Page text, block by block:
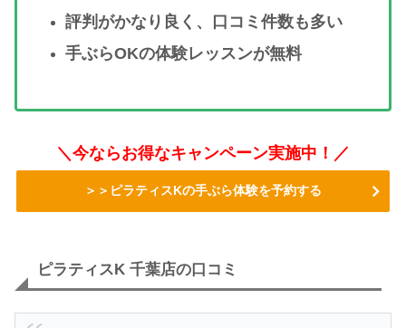
評判がかなり良く、口コミ件数も多い
手ぶらOKの体験レッスンが無料
＼今ならお得なキャンペーン実施中！／
＞＞ピラティスKの手ぶら体験を予約する
ピラティスK 千葉店の口コミ